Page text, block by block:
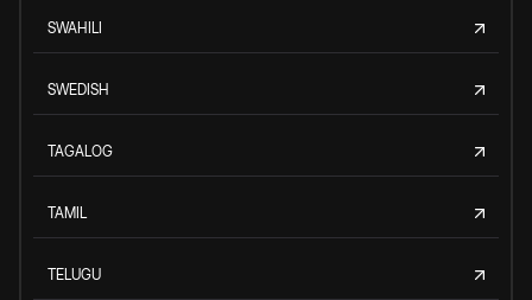
SWAHILI
SWEDISH
TAGALOG
TAMIL
TELUGU